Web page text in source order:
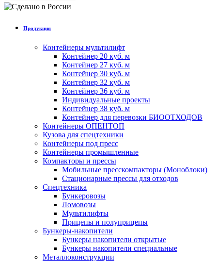
Продукция
Контейнеры мультилифт
Контейнер 20 куб. м
Контейнер 27 куб. м
Контейнер 30 куб. м
Контейнер 32 куб. м
Контейнер 36 куб. м
Индивидуальные проекты
Контейнер 38 куб. м
Контейнер для перевозки БИООТХОДОВ
Контейнеры ОПЕНТОП
Кузова для спецтехники
Контейнеры под пресс
Контейнеры промышленные
Компакторы и прессы
Мобильные пресскомпакторы (Моноблоки)
Стационарные прессы для отходов
Спецтехника
Бункеровозы
Ломовозы
Мультилифты
Прицепы и полуприцепы
Бункеры-накопители
Бункеры накопители открытые
Бункеры накопители специальные
Металлоконструкции